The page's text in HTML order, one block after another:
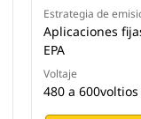
Estrategia de
Aplicaciones
EPA
Voltaje
480 a 600voltios